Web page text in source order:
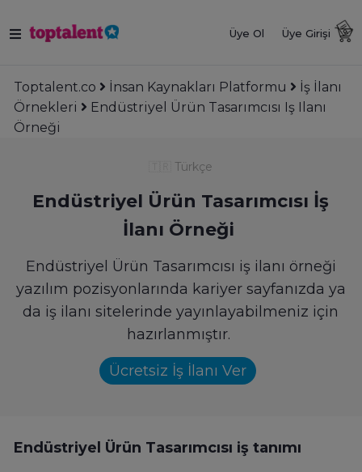
Üye Ol Üye Girişi
Toptalent.co İnsan Kaynakları Platformu
İş İlanı
Örnekleri
Endüstriyel Ürün Tasarımcısı Iş Ilanı
Örneği
Türkçe
Endüstriyel Ürün Tasarımcısı İş
İlanı Örneği
Endüstriyel Ürün Tasarımcısı iş ilanı örneği
yazılım pozisyonlarında kariyer sayfanızda ya
da iş ilanı sitelerinde yayınlayabilmeniz için
hazırlanmıştır.
Ücretsiz İş İlanı Ver
Endüstriyel Ürün Tasarımcısı iş tanımı